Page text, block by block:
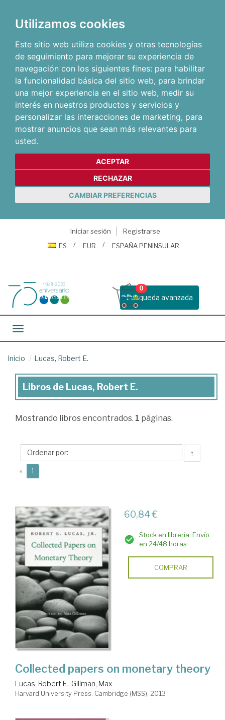
Utilizamos cookies
Este sitio web utiliza cookies y otras tecnologías
de seguimiento para mejorar su experiencia de
navegación con los siguientes fines: para habilitar
la funcionalidad básica del sitio web, para brindar
una mejor experiencia en el sitio web, medir su
interés en nuestros productos y servicios y
personalizar las interacciones de marketing, para
mostrar anuncios que sean más relevantes para
usted.
ACEPTAR
RECHAZAR
CAMBIAR PREFERENCIAS
Iniciar sesión
Registrarse
ES
EUR ESPAÑA PENINSULAR
Busqueda avanzada
0
Toggle navigation
Inicio Lucas, Robert E.
Libros
Lucas,
Libros de Lucas, Robert E.
Mostrando libros encontrados. 1 páginas.
↑
« 1
60,84 €
Stock en librería. Envío
en 24/48 horas
COMPRAR
Collected papers on monetary theory
Lucas, Robert E.; Gillman, Max
Harvard University Press. Cambridge (MSS), 2013